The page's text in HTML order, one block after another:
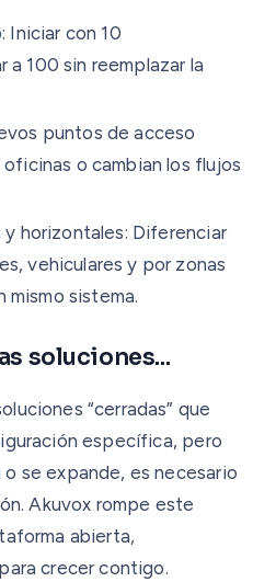
Iniciar con 10
100 sin reemplazar la
puntos de acceso
o cambian los flujos
horizontales: Diferenciar
vehiculares y por zonas
mismo sistema.
soluciones...
“cerradas” que
específica, pero
se expande, es necesario
Akuvox rompe este
abierta,
crecer contigo.